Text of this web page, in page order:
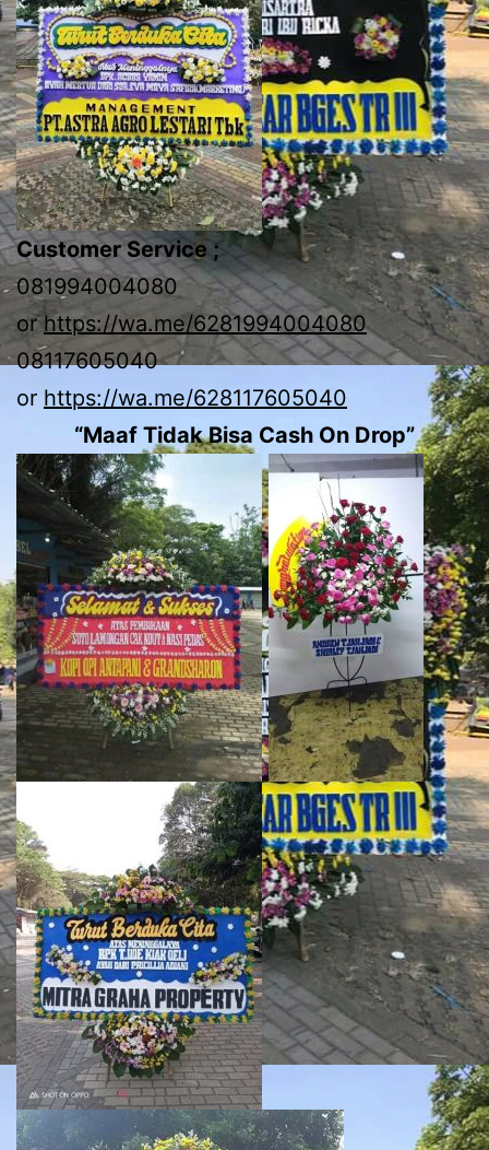
Customer Service ;
081994004080
orhttps://wa.me/6281994004080
08117605040
or https://wa.me/628117605040
“Maaf Tidak Bisa Cash On Drop”